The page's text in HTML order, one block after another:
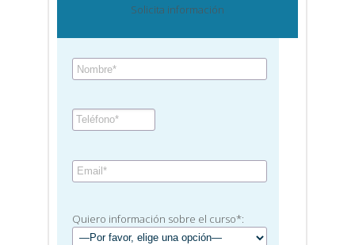
Solicita información
Quiero información sobre el curso*: